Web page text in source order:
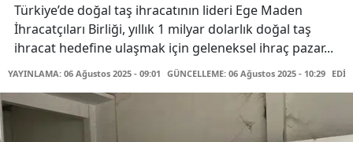
Türkiye’de doğal taş ihracatının lideri Ege Maden
İhracatçıları Birliği, yıllık 1 milyar dolarlık doğal taş
ihracat hedefine ulaşmak için geleneksel ihraç pazar...
YAYINLAMA: 06 Ağustos 2025 - 09:01 GÜNCELLEME: 06 Ağustos 2025 - 10:29